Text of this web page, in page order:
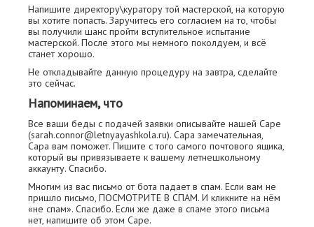
Напишите директору\куратору той мастерской, на которую
вы хотите попасть. Заручитесь его согласием на то, чтобы
вы получили шанс пройти вступительное испытание
мастерской. После этого мы немного поколдуем, и всё
станет хорошо.
Не откладывайте данную процедуру на завтра, сделайте
это сейчас.
Напоминаем, что
Все ваши беды с подачей заявки описывайте нашей Саре
(sarah.connor@letnyayashkola.ru). Сара замечательная,
Сара вам поможет. Пишите с того самого почтового ящика,
который вы привязываете к вашему летнешкольному
аккаунту. Спасибо.
Многим из вас письмо от бота падает в спам. Если вам не
пришло письмо, ПОСМОТРИТЕ В СПАМ. И кликните на нём
«не спам». Спасибо. Если же даже в спаме этого письма
нет, напишите об этом Саре.